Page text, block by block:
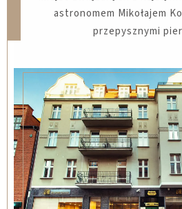
astronomem Mikołajem
przepysznymi